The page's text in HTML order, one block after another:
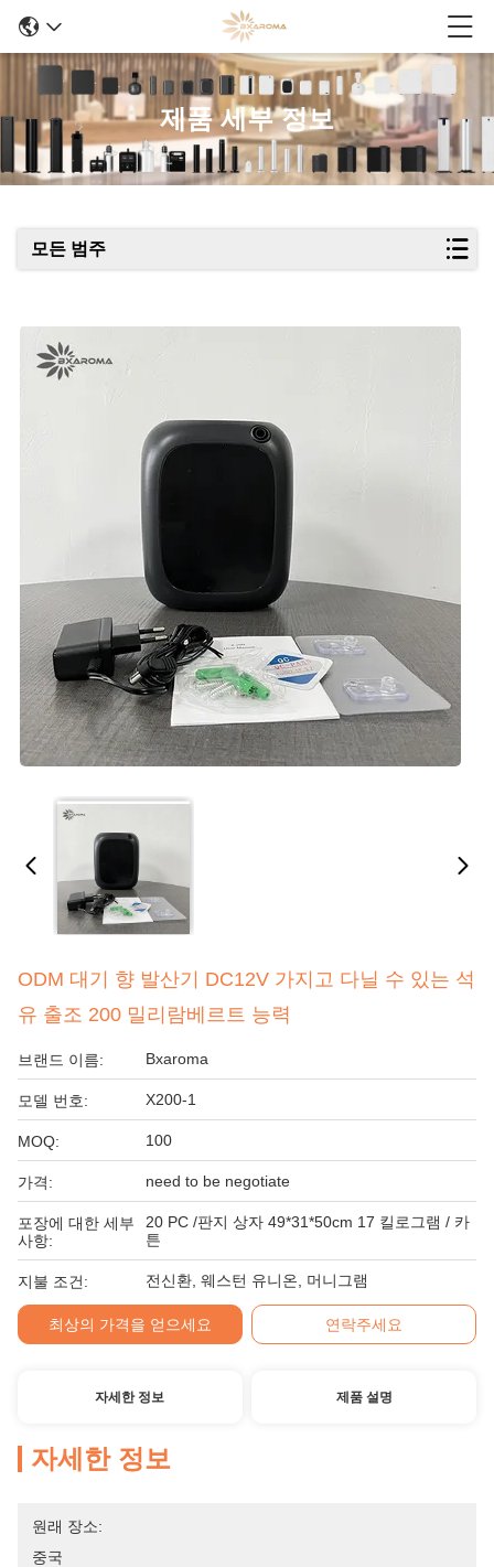
제품 세부 정보
모든 범주
ODM 대기 향 발산기 DC12V 가지고 다닐 수 있는 석
유 출조 200 밀리람베르트 능력
브랜드 이름: Bxaroma
모델 번호: X200-1
MOQ: 100
가격: need to be negotiate
포장에 대한 세부
사항:
20 PC /판지 상자 49*31*50cm 17 킬로그램 / 카
튼
지불 조건: 전신환, 웨스턴 유니온, 머니그램
최상의 가격을 얻으세요 연락주세요
자세한 정보 제품 설명
자세한 정보
원래 장소:
중국